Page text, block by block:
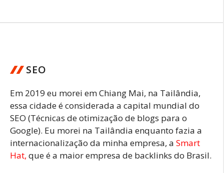
SEO
Em 2019 eu morei em Chiang Mai, na Tailândia,
essa cidade é considerada a capital mundial do
SEO (Técnicas de otimização de blogs para o
Google). Eu morei na Tailândia enquanto fazia a
internacionalização da minha empresa, a Smart
Hat, que é a maior empresa de backlinks do Brasil.